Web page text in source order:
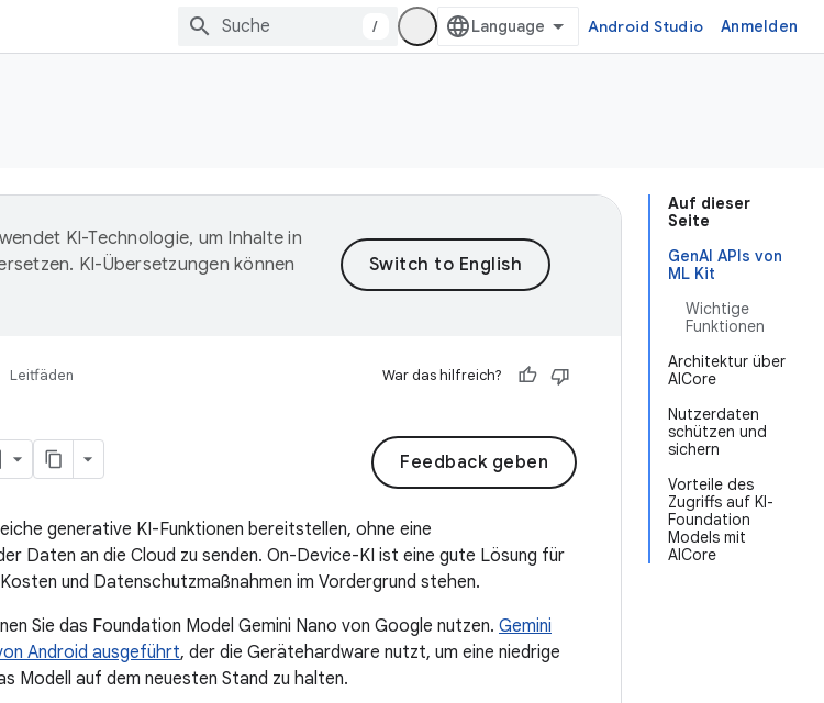
/ Android Studio Anmelden
Auf dieser
Seite
GenAI APIs von
ML Kit
Wichtige
Funktionen
Architektur über
AICore
Nutzerdaten
schützen und
sichern
Vorteile des
Zugriffs auf KI-
Foundation
Models mit
AICore
KI-Technologie, um Inhalte in
KI-Übersetzungen können
Leitfäden War das hilfreich?
Feedback geben
generative KI-Funktionen bereitstellen, ohne eine
Daten an die Cloud zu senden. On-Device-KI ist eine gute Lösung für
und Datenschutzmaßnahmen im Vordergrund stehen.
Sie das Foundation Model Gemini Nano von Google nutzen. Gemini
Android ausgeführt, der die Gerätehardware nutzt, um eine niedrige
Modell auf dem neuesten Stand zu halten.